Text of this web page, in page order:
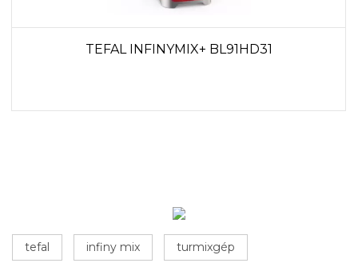
TEFAL INFINYMIX+ BL91HD31
tefal infiny mix turmixgép